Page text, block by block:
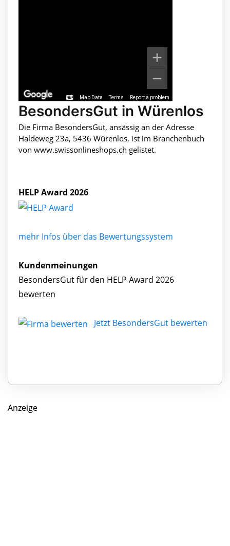
Map Data Terms Report a problem
BesondersGut in Würenlos
Die Firma BesondersGut, ansässig an der Adresse
Haldeweg 23a, 5436 Würenlos, ist im Branchenbuch
von www.swissonlineshops.ch gelistet.
HELP Award 2026
mehr Infos über das Bewertungssystem
Kundenmeinungen
BesondersGut für den HELP Award 2026
bewerten
Jetzt BesondersGut bewerten
Anzeige